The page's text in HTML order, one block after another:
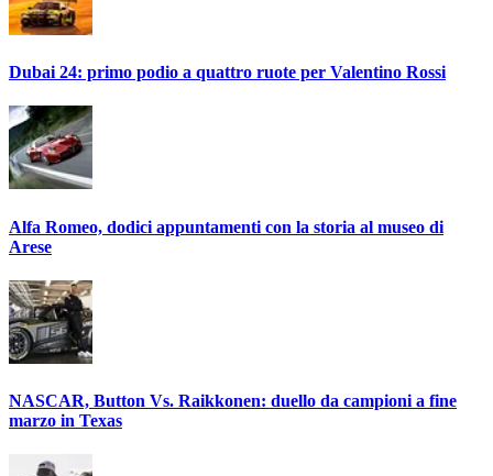
Dubai 24: primo podio a quattro ruote per Valentino Rossi
Alfa Romeo, dodici appuntamenti con la storia al museo di
Arese
NASCAR, Button Vs. Raikkonen: duello da campioni a fine
marzo in Texas